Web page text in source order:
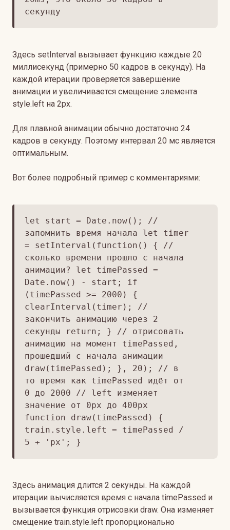
секунду
Здесь setInterval вызывает функцию каждые 20
миллисекунд (примерно 50 кадров в секунду). На
каждой итерации проверяется завершение
анимации и увеличивается смещение элемента
style.left на 2px.
Для плавной анимации обычно достаточно 24
кадров в секунду. Поэтому интервал 20 мс является
оптимальным.
Вот более подробный пример с комментариями:
let start = Date.now(); //
запомнить время начала let timer
= setInterval(function() { //
сколько времени прошло с начала
анимации? let timePassed =
Date.now() - start; if
(timePassed >= 2000) {
clearInterval(timer); //
закончить анимацию через 2
секунды return; } // отрисовать
анимацию на момент timePassed,
прошедший с начала анимации
draw(timePassed); }, 20); // в
то время как timePassed идёт от
0 до 2000 // left изменяет
значение от 0px до 400px
function draw(timePassed) {
train.style.left = timePassed /
5 + 'px'; }
Здесь анимация длится 2 секунды. На каждой
итерации вычисляется время с начала timePassed и
вызывается функция отрисовки draw. Она изменяет
смещение train.style.left пропорционально